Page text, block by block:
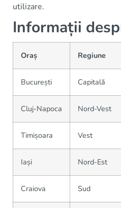
utilizare.
Informații
Oraș Regiune
București Capitală
Cluj-Napoca Nord-Vest
Timișoara Vest
Iași Nord-Est
Craiova Sud